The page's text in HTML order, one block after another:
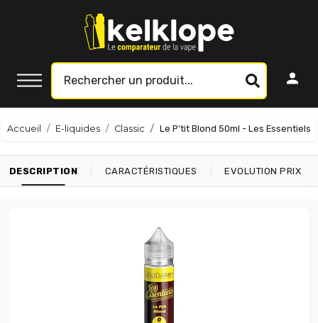
Accueil E-liquides Classic Le P'tit Blond 50ml - Les Essentiels
DESCRIPTION CARACTÉRISTIQUES EVOLUTION PRIX